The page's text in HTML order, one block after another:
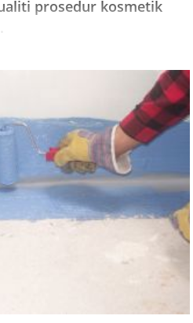
prosedur kosmetik